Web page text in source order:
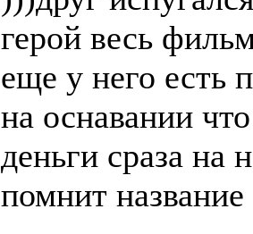
герой весь
еще у него есть
на оснавании
деньги сраза на
помнит